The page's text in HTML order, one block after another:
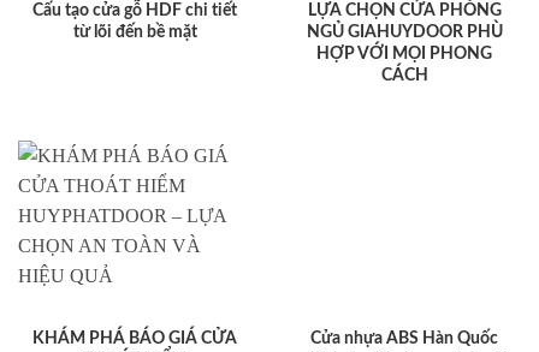
Cấu tạo cửa gỗ HDF chi tiết
từ lõi đến bề mặt
LỰA CHỌN CỬA PHÒNG
NGỦ GIAHUYDOOR PHÙ
HỢP VỚI MỌI PHONG
CÁCH
KHÁM PHÁ BÁO GIÁ CỬA
Cửa nhựa ABS Hàn Quốc